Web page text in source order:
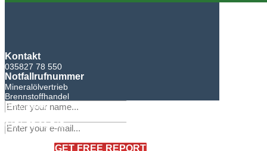
GET FREE REPORT
Kontakt
035827 78 550
Notfallrufnummer
Mineralölvertrieb
Brennstoffhandel
BHG Laden
Sandro Bretschneider
0171 75 90 745
×